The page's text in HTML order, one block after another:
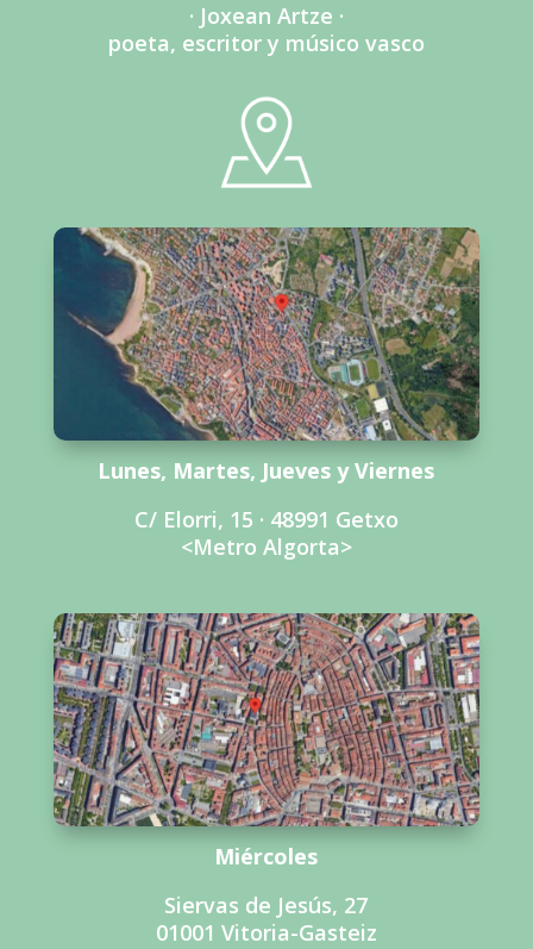
· Joxean Artze ·
poeta, escritor y músico vasco
Lunes, Martes, Jueves y Viernes
C/ Elorri, 15 · 48991 Getxo
<Metro Algorta>
Miércoles
Siervas de Jesús, 27
01001 Vitoria-Gasteiz